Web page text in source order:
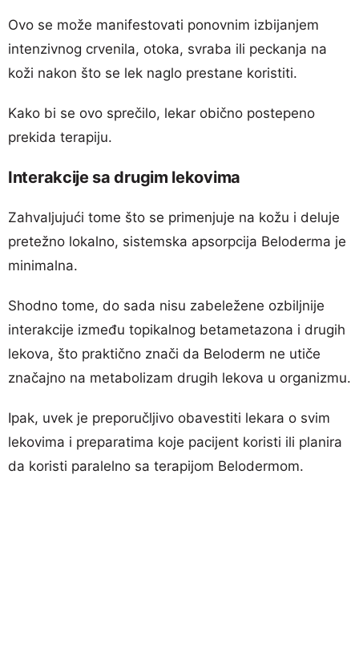
Ovo se može manifestovati ponovnim izbijanjem
intenzivnog crvenila, otoka, svraba ili peckanja na
koži nakon što se lek naglo prestane koristiti.
Kako bi se ovo sprečilo, lekar obično postepeno
prekida terapiju.
Interakcije sa drugim lekovima
Zahvaljujući tome što se primenjuje na kožu i deluje
pretežno lokalno, sistemska apsorpcija Beloderma je
minimalna.
Shodno tome, do sada nisu zabeležene ozbiljnije
interakcije između topikalnog betametazona i drugih
lekova, što praktično znači da Beloderm ne utiče
značajno na metabolizam drugih lekova u organizmu.
Ipak, uvek je preporučljivo obavestiti lekara o svim
lekovima i preparatima koje pacijent koristi ili planira
da koristi paralelno sa terapijom Belodermom.